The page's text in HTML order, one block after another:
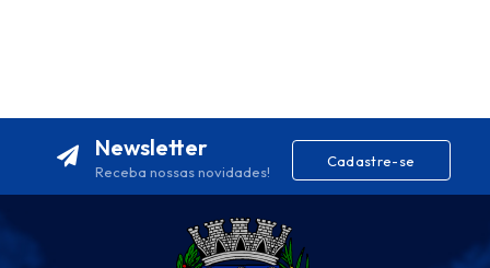
Newsletter
Receba nossas novidades!
Cadastre-se